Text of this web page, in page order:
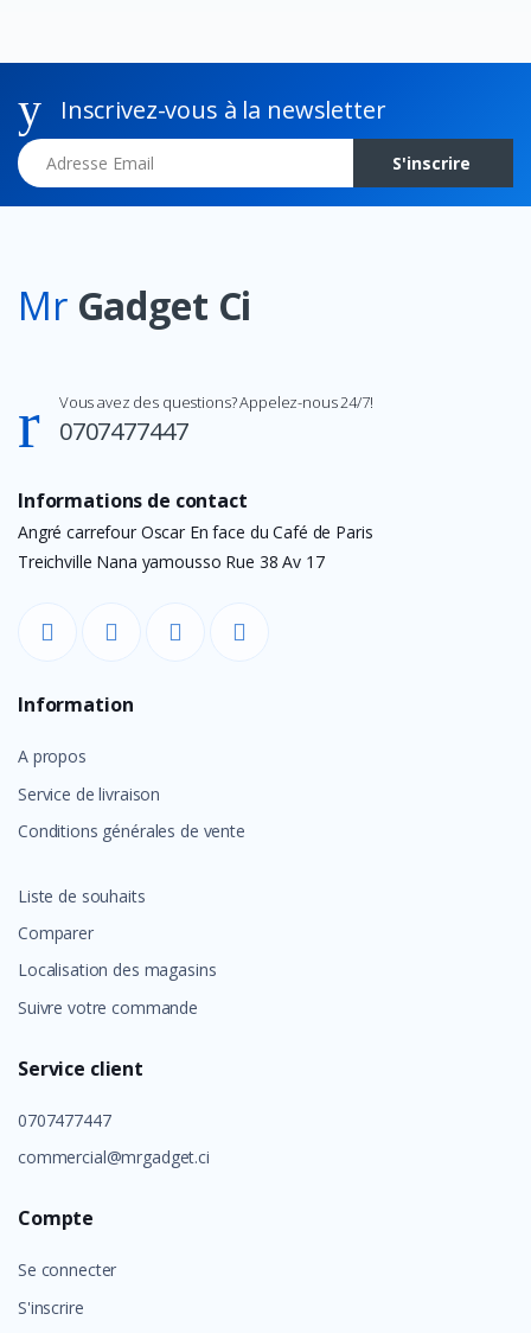
Inscrivez-vous à la newsletter
Adresse Email
S'inscrire
Mr Gadget Ci
Vous avez des questions? Appelez-nous 24/7!
0707477447
Informations de contact
Angré carrefour Oscar En face du Café de Paris
Treichville Nana yamousso Rue 38 Av 17
Information
A propos
Service de livraison
Conditions générales de vente
Liste de souhaits
Comparer
Localisation des magasins
Suivre votre commande
Service client
0707477447
commercial@mrgadget.ci
Compte
Se connecter
S'inscrire